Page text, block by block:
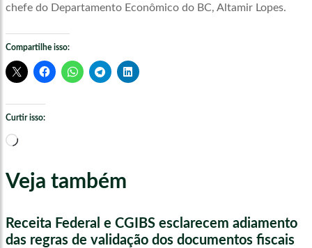
chefe do Departamento Econômico do BC, Altamir Lopes.
Compartilhe isso:
Curtir isso:
Carregando...
Veja também
Receita Federal e CGIBS esclarecem adiamento
das regras de validação dos documentos fiscais